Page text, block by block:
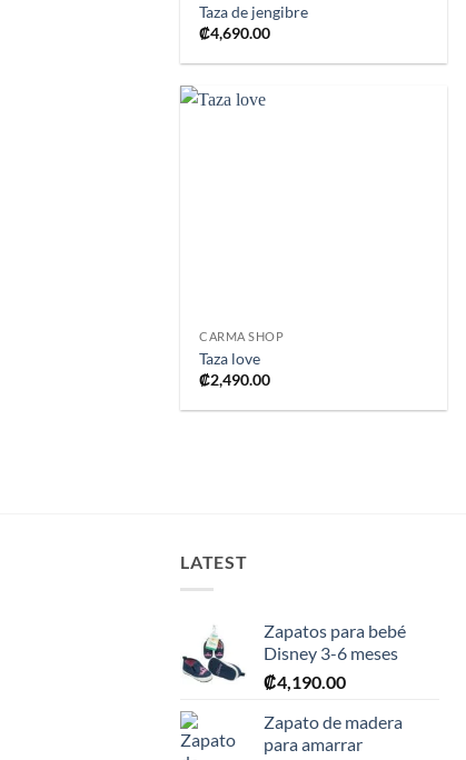
Taza de jengibre
₡4,690.00
CARMA SHOP
Taza love
₡2,490.00
LATEST
Zapatos para bebé
Disney 3-6 meses
₡4,190.00
Zapato de madera
para amarrar